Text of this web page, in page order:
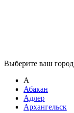
Выберите ваш город
А
Абакан
Адлер
Архангельск